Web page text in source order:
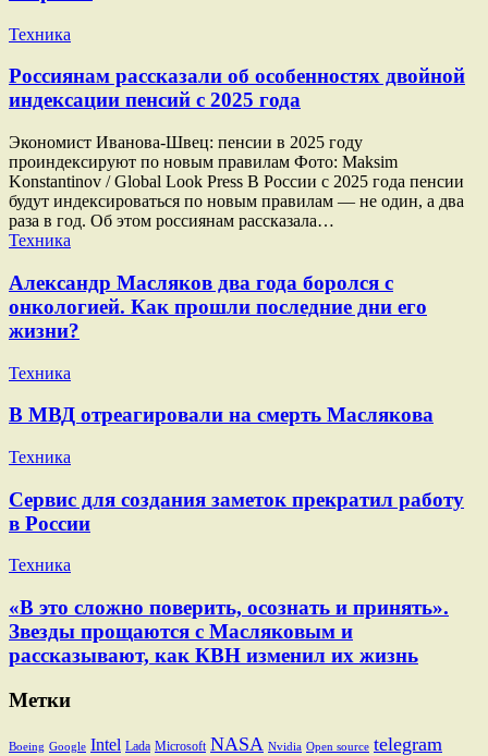
Техника
Россиянам рассказали об особенностях двойной
индексации пенсий с 2025 года
Экономист Иванова-Швец: пенсии в 2025 году
проиндексируют по новым правилам Фото: Maksim
Konstantinov / Global Look Press В России с 2025 года пенсии
будут индексироваться по новым правилам — не один, а два
раза в год. Об этом россиянам рассказала…
Техника
Александр Масляков два года боролся с
онкологией. Как прошли последние дни его
жизни?
Техника
В МВД отреагировали на смерть Маслякова
Техника
Сервис для создания заметок прекратил работу
в России
Техника
«В это сложно поверить, осознать и принять».
Звезды прощаются с Масляковым и
рассказывают, как КВН изменил их жизнь
Метки
Boeing Google Intel Lada Microsoft NASA Nvidia Open source telegram